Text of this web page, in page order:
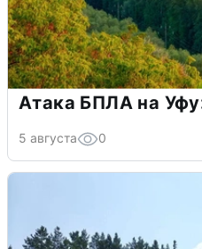
Атака БПЛА на
5 августа 0